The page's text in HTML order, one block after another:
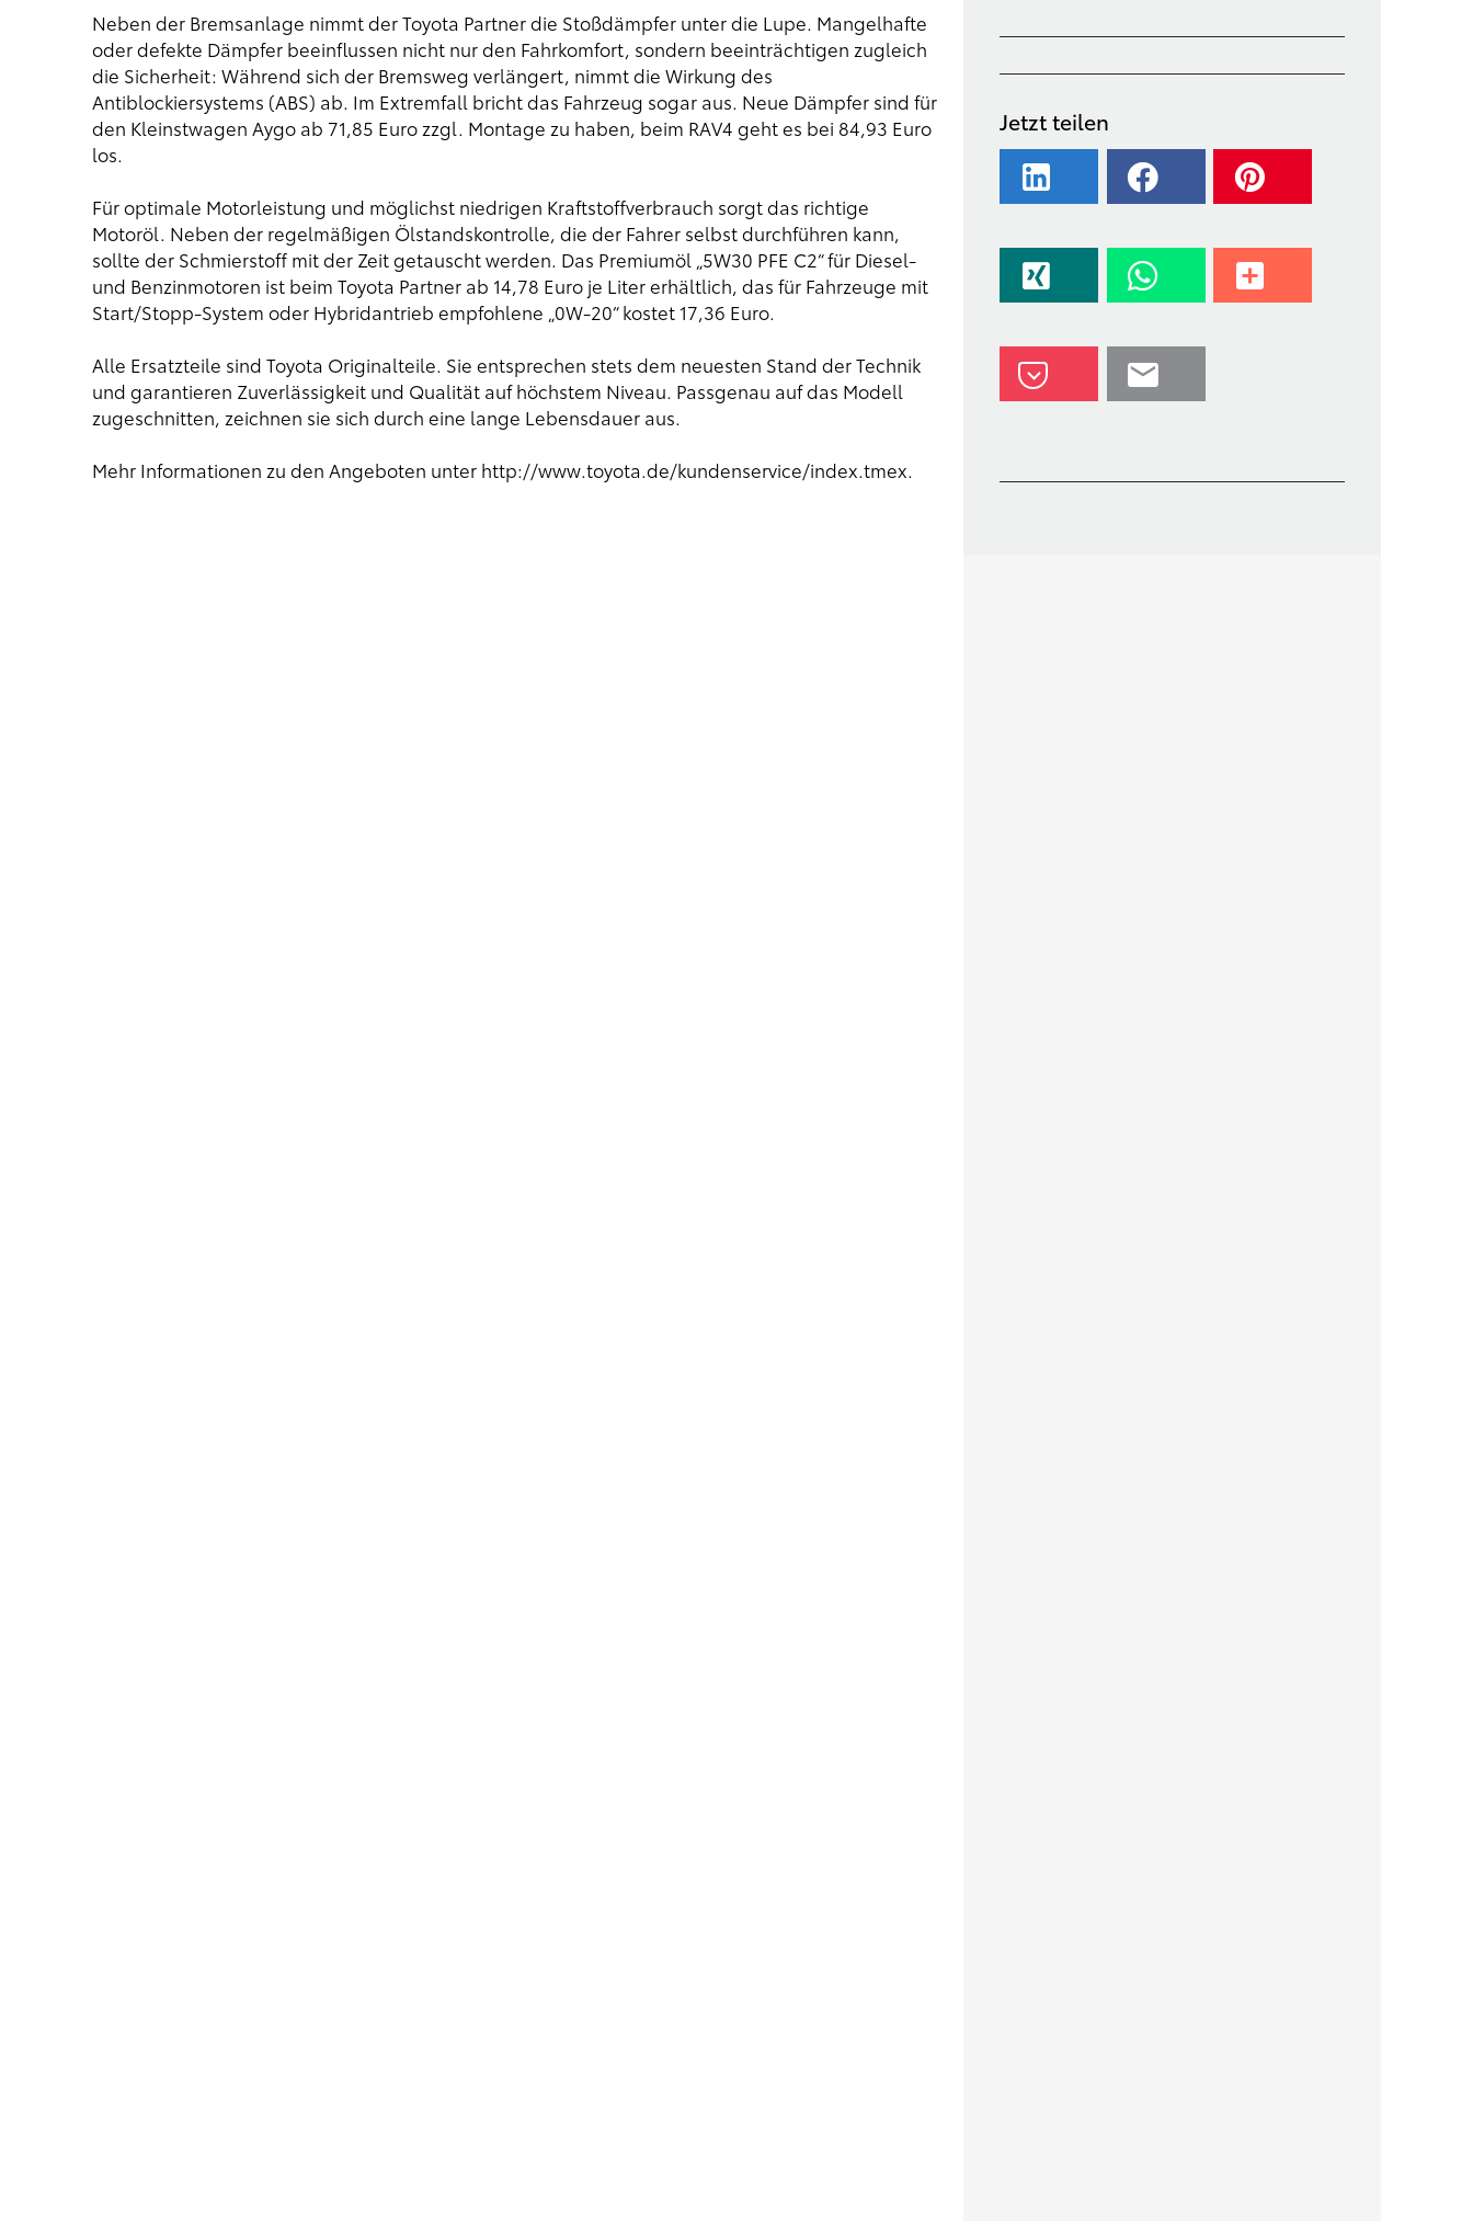
Neben der Bremsanlage nimmt der Toyota Partner die Stoßdämpfer unter die Lupe. Mangelhafte
oder defekte Dämpfer beeinflussen nicht nur den Fahrkomfort, sondern beeinträchtigen zugleich
die Sicherheit: Während sich der Bremsweg verlängert, nimmt die Wirkung des
Antiblockiersystems (ABS) ab. Im Extremfall bricht das Fahrzeug sogar aus. Neue Dämpfer sind für
den Kleinstwagen Aygo ab 71,85 Euro zzgl. Montage zu haben, beim RAV4 geht es bei 84,93 Euro
los.
Für optimale Motorleistung und möglichst niedrigen Kraftstoffverbrauch sorgt das richtige
Motoröl. Neben der regelmäßigen Ölstandskontrolle, die der Fahrer selbst durchführen kann,
sollte der Schmierstoff mit der Zeit getauscht werden. Das Premiumöl „5W30 PFE C2“ für Diesel-
und Benzinmotoren ist beim Toyota Partner ab 14,78 Euro je Liter erhältlich, das für Fahrzeuge mit
Start/Stopp-System oder Hybridantrieb empfohlene „0W-20“ kostet 17,36 Euro.
Alle Ersatzteile sind Toyota Originalteile. Sie entsprechen stets dem neuesten Stand der Technik
und garantieren Zuverlässigkeit und Qualität auf höchstem Niveau. Passgenau auf das Modell
zugeschnitten, zeichnen sie sich durch eine lange Lebensdauer aus.
Mehr Informationen zu den Angeboten unter http://www.toyota.de/kundenservice/index.tmex.
Jetzt teilen